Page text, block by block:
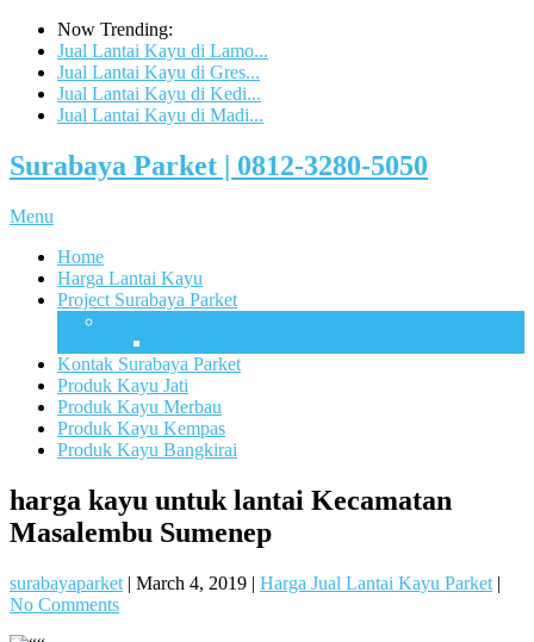
Now Trending:
Jual Lantai Kayu di Lamo...
Jual Lantai Kayu di Gres...
Jual Lantai Kayu di Kedi...
Jual Lantai Kayu di Madi...
Surabaya Parket | 0812-3280-5050
Menu
Home
Harga Lantai Kayu
Project Surabaya Parket
Kontak Surabaya Parket
Produk Kayu Jati
Produk Kayu Merbau
Produk Kayu Kempas
Produk Kayu Bangkirai
harga kayu untuk lantai Kecamatan
Masalembu Sumenep
surabayaparket | March 4, 2019 | Harga Jual Lantai Kayu Parket |
No Comments